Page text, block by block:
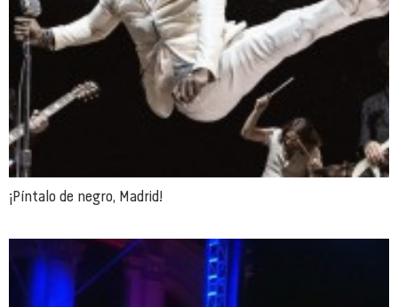
¡Píntalo de negro, Madrid!